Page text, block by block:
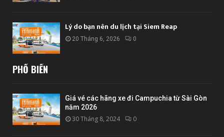
Lý do bạn nên du lịch tại Siem Reap
20 Tháng 6, 2026 0
PHỔ BIẾN
Giá vé các hãng xe đi Campuchia từ Sài Gòn
năm 2026
30 Tháng 8, 2024 0